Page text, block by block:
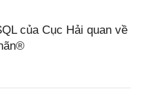
của Cục Hải quan về